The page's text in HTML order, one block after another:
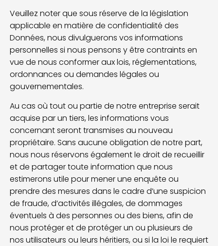
Veuillez noter que sous réserve de la législation
applicable en matière de confidentialité des
Données, nous divulguerons vos informations
personnelles si nous pensons y être contraints en
vue de nous conformer aux lois, réglementations,
ordonnances ou demandes légales ou
gouvernementales.
Au cas où tout ou partie de notre entreprise serait
acquise par un tiers, les informations vous
concernant seront transmises au nouveau
propriétaire. Sans aucune obligation de notre part,
nous nous réservons également le droit de recueillir
et de partager toute information que nous
estimerons utile pour mener une enquête ou
prendre des mesures dans le cadre d’une suspicion
de fraude, d’activités illégales, de dommages
éventuels à des personnes ou des biens, afin de
nous protéger et de protéger un ou plusieurs de
nos utilisateurs ou leurs héritiers, ou si la loi le requiert